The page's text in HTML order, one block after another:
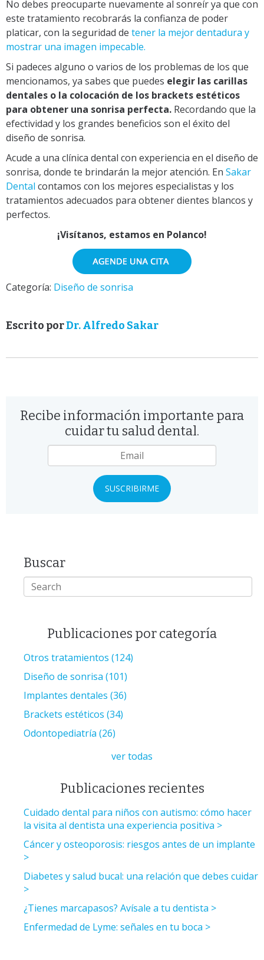
No debes preocuparte nuevamente al sonreír ya que con
este tratamiento recobrarás la confianza de poder
platicar, con la seguridad de tener la mejor dentadura y
mostrar una imagen impecable.
Si padeces alguno o varios de los problemas de los que
mencionamos, ya sabes que puedes elegir las carillas
dentales o la colocación de los brackets estéticos
para obtener una sonrisa perfecta. Recordando que la
efectividad y los grandes beneficios son el éxito del
diseño de sonrisa.
Acude a una clínica dental con experiencia en el diseño de
sonrisa, donde te brindarán la mejor atención. En Sakar
Dental contamos con los mejores especialistas y los
tratamientos adecuados para obtener dientes blancos y
perfectos.
¡Visítanos, estamos en Polanco!
Categoría: Diseño de sonrisa
Escrito porDr. Alfredo Sakar
Recibe información importante para
cuidar tu salud dental.
Buscar
Publicaciones por categoría
Otros tratamientos (124)
Diseño de sonrisa (101)
Implantes dentales (36)
Brackets estéticos (34)
Odontopediatría (26)
ver todas
Publicaciones recientes
Cuidado dental para niños con autismo: cómo hacer
la visita al dentista una experiencia positiva
Cáncer y osteoporosis: riesgos antes de un implante
Diabetes y salud bucal: una relación que debes cuidar
¿Tienes marcapasos? Avísale a tu dentista
Enfermedad de Lyme: señales en tu boca